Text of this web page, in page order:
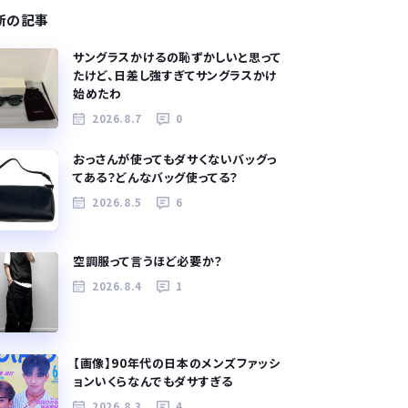
の記事
サングラスかけるの恥ずかしいと思って
たけど、日差し強すぎてサングラスかけ
始めたわ
2026.8.7 0
おっさんが使ってもダサくないバッグっ
てある？どんなバッグ使ってる？
2026.8.5 6
空調服って言うほど必要か？
2026.8.4 1
【画像】90年代の日本のメンズファッシ
ョンいくらなんでもダサすぎる